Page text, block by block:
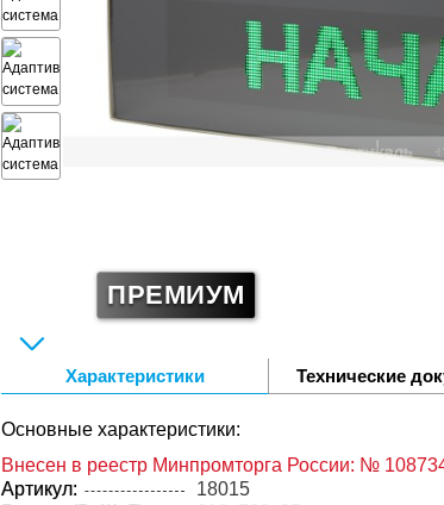
ПРЕМИУМ
Характеристики Технические
Основные характеристики:
Внесен в реестр Минпромторга России: №
Артикул:
18015